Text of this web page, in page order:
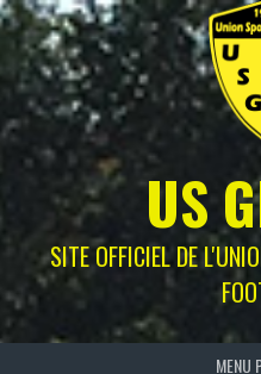
Skip
to
content
US
SITE OFFICIEL DE
MENU